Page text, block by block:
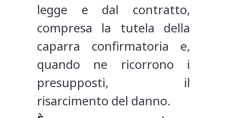
legge e dal contratto,
compresa la tutela della
caparra confirmatoria e,
quando ne ricorrono i
presupposti, il
risarcimento del danno.